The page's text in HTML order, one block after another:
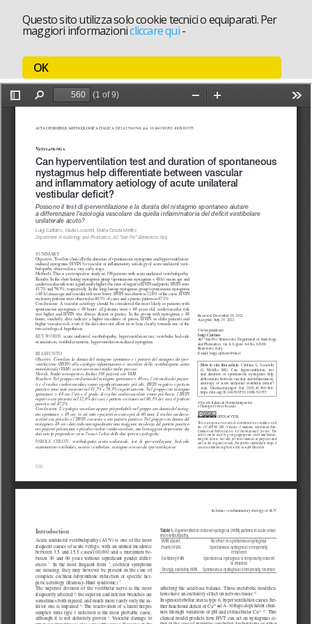
Questo sito utilizza solo cookie tecnici o equiparati. Per
maggiori informazionicliccare qui-
OK